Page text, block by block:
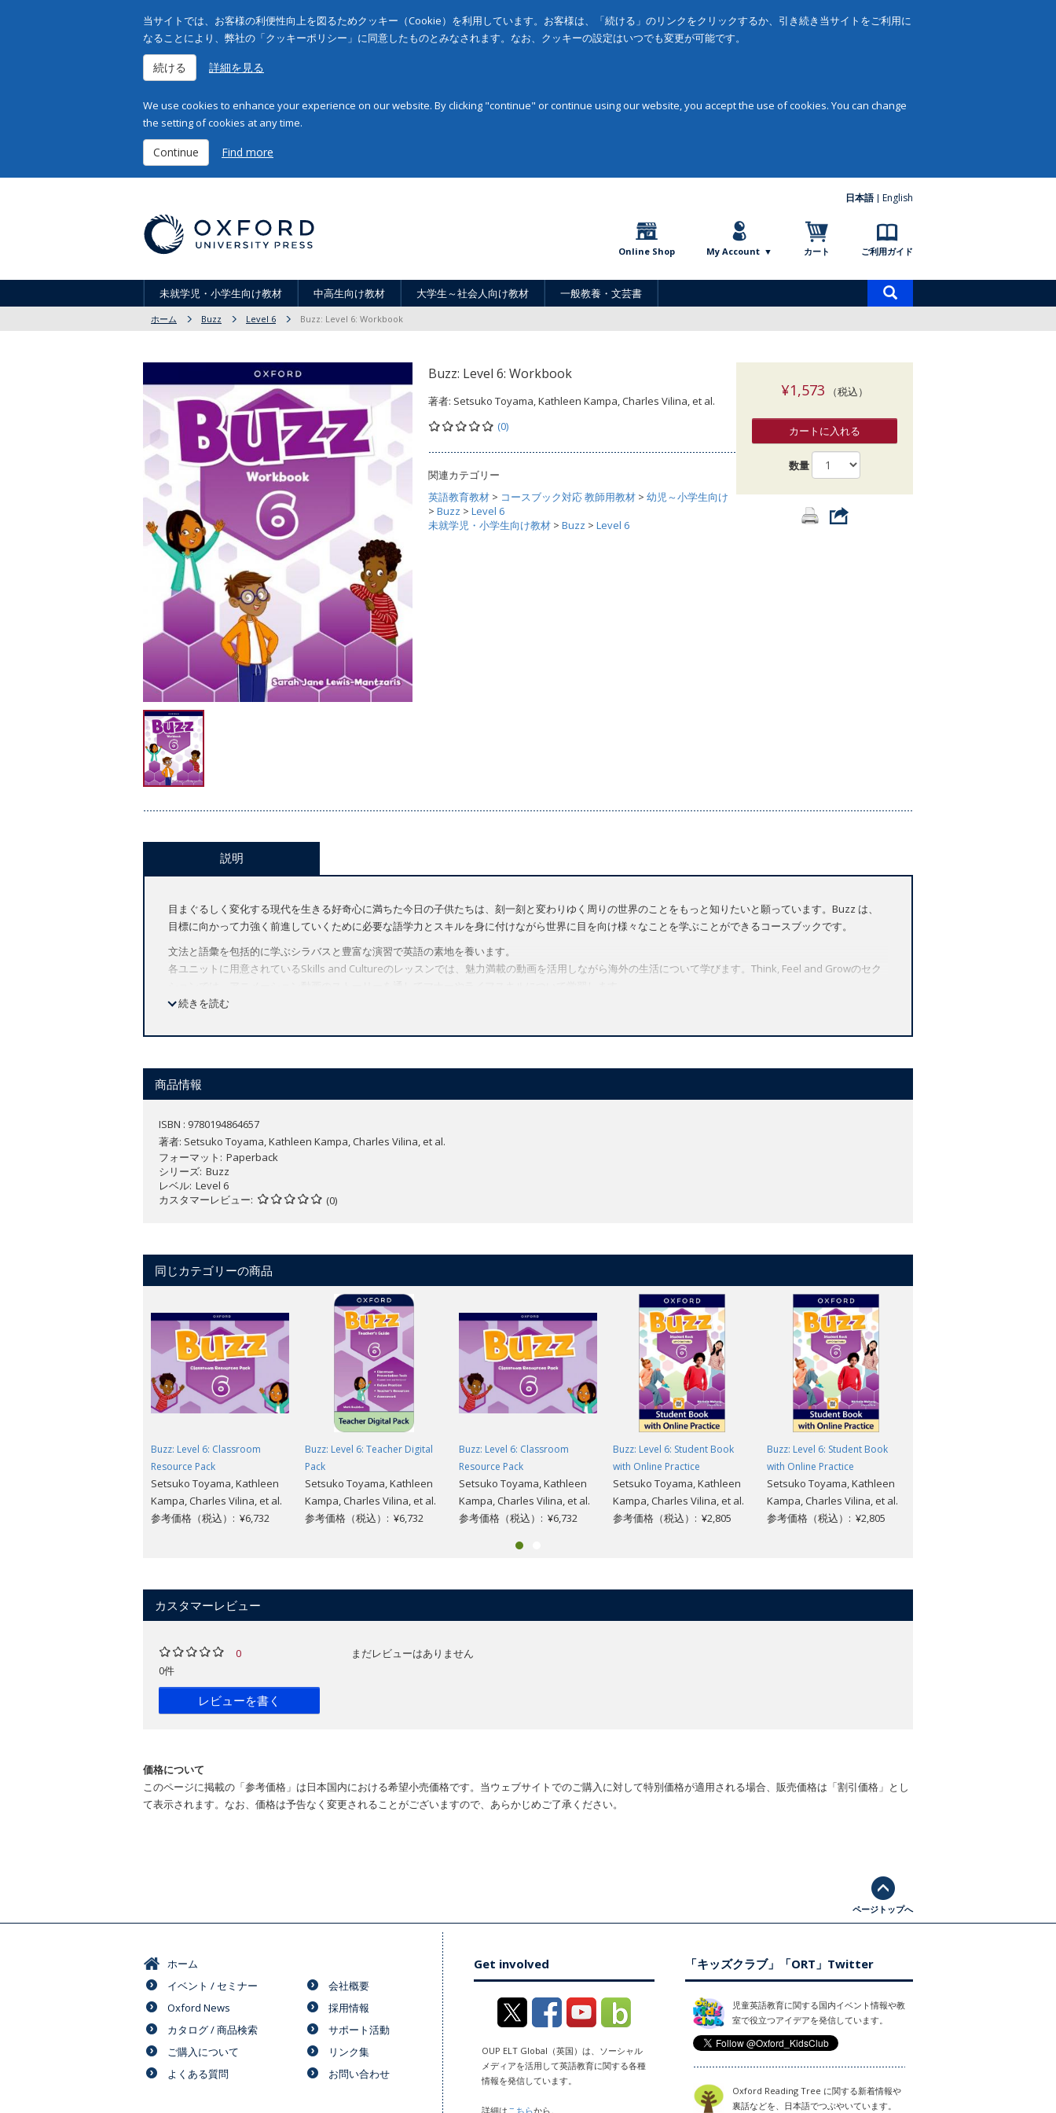
当サイトでは、お客様の利便性向上を図るためクッキー（Cookie）を利用しています。お客様は、「続ける」のリンクをクリックするか、引き続き当サイトをご利用に
なることにより、弊社の「クッキーポリシー」に同意したものとみなされます。なお、クッキーの設定はいつでも変更が可能です。
続ける 詳細を見る
We use cookies to enhance your experience on our website. By clicking "continue" or continue using our website, you accept the use of cookies. You can change
the setting of cookies at any time.
Continue Find more
日本語 English
Online Shop My Account カート ご利用ガイド
未就学児・小学生向け教材 中高生向け教材 大学生～社会人向け教材 一般教養・文芸書
索
ホーム Buzz Level 6 Buzz: Level 6: Workbook
Buzz: Level 6: Workbook
著者: Setsuko Toyama, Kathleen Kampa, Charles Vilina, et al.
(0)
関連カテゴリー
英語教育教材 > コースブック対応 教師用教材 > 幼児～小学生向け
> Buzz > Level 6
未就学児・小学生向け教材 > Buzz > Level 6
¥1,573 （税込）
カートに入れる
数量
説明
目まぐるしく変化する現代を生きる好奇心に満ちた今日の子供たちは、刻一刻と変わりゆく周りの世界のことをもっと知りたいと願っています。Buzz は、
目標に向かって力強く前進していくために必要な語学力とスキルを身に付けながら世界に目を向け様々なことを学ぶことができるコースブックです。
文法と語彙を包括的に学ぶシラバスと豊富な演習で英語の素地を養います。
各ユニットに用意されているSkills and Cultureのレッスンでは、魅力満載の動画を活用しながら海外の生活について学びます。Think, Feel and Growのセク
Team Upのアクティビティでは、子供たちが自信を持ってコミュニケーションを図りコラボレーション力を向上できるよう促します。
各レッスンの「Team Up」の課題とプロジェクトにはダウンロードして利用できるワークシートを完備。創造力、批判的思考力、コミュニケーション
力、コラボレーション力などのグローバルスキルを育みます。
を身に付けます。
「Think, Feel, Grow」のアクティビティを通して感情への気づきや理解を促し、ウェルビーイング（健全性）の感性を養います。
興味を引くようなお話や動画を通して異文化理解を図りながら世界について学び、地球の一員として必要なグローバルスキルを養います。
Oxford English Hubは指導や学習に必要なツールが集約されたデジタル教材のハブサイトです。
【コースの特徴】
無料サンプルはこちら。
続きを読む
商品情報
ISBN : 9780194864657
著者: Setsuko Toyama, Kathleen Kampa, Charles Vilina, et al.
フォーマット
Paperback
シリーズ Buzz
レベル Level 6
カスタマーレビュー
(0)
同じカテゴリーの商品
Buzz: Level 6: Classroom
Resource Pack
Setsuko Toyama, Kathleen
Kampa, Charles Vilina, et al.
参考価格（税込）: ¥6,732
Buzz: Level 6: Teacher Digital
Pack
Setsuko Toyama, Kathleen
Kampa, Charles Vilina, et al.
参考価格（税込）: ¥6,732
Buzz: Level 6: Classroom
Resource Pack
Setsuko Toyama, Kathleen
Kampa, Charles Vilina, et al.
参考価格（税込）: ¥6,732
Buzz: Level 6: Student Book
with Online Practice
Setsuko Toyama, Kathleen
Kampa, Charles Vilina, et al.
参考価格（税込）: ¥2,805
Buzz: Level 6: Student Book
with Online Practice
Setsuko Toyama, Kathleen
Kampa, Charles Vilina, et al.
参考価格（税込）: ¥2,805
カスタマーレビュー
0
0件
レビューを書く
まだレビューはありません
価格について
このページに掲載の「参考価格」は日本国内における希望小売価格です。当ウェブサイトでのご購入に対して特別価格が適用される場合、販売価格は「割引価格」とし
て表示されます。なお、価格は予告なく変更されることがございますので、あらかじめご了承ください。
ページトップへ
ホーム
イベント / セミナー
Oxford News
カタログ / 商品検索
ご購入について
よくある質問
会社概要
採用情報
サポート活動
リンク集
お問い合わせ
Get involved
OUP ELT Global（英国）は、ソーシャル
メディアを活用して英語教育に関する各種
情報を発信しています。
詳細は こちらから。
「キッズクラブ」「ORT」Twitter
児童英語教育に関する国内イベント情報や教
室で役立つアイデアを発信しています。
Oxford Reading Tree に関する新着情報や
裏話などを、日本語でつぶやいています。